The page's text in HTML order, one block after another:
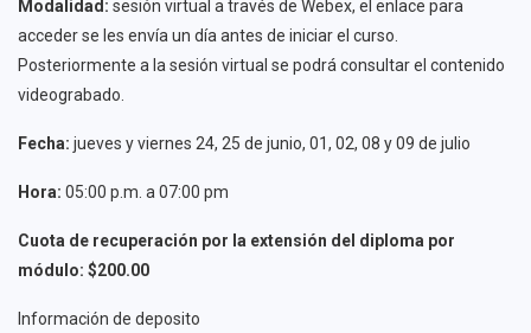
Modalidad: sesión virtual a través de Webex, el enlace para
acceder se les envía un día antes de iniciar el curso.
Posteriormente a la sesión virtual se podrá consultar el contenido
videograbado.
Fecha: jueves y viernes 24, 25 de junio, 01, 02, 08 y 09 de julio
Hora: 05:00 p.m. a 07:00 pm
Cuota de recuperación por la extensión del diploma por
módulo: $200.00
Información de deposito